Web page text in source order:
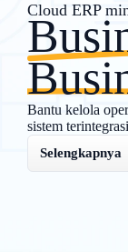
Cloud ERP
Bantu kelola
sistem
Selengkapnya